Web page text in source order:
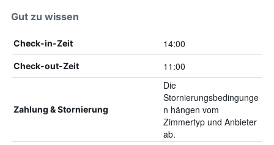
Gut zu wissen
Check-in-Zeit 14:00
Check-out-Zeit 11:00
Zahlung & Stornierung
Die
Stornierungsbedingunge
n hängen vom
Zimmertyp und Anbieter
ab.